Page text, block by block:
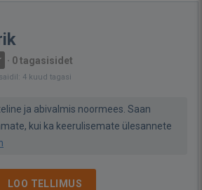
· 0 tagasisidet
4 kuud tagasi
ja abivalmis noormees. Saan
kui ka keerulisemate ülesannete
LOO TELLIMUS